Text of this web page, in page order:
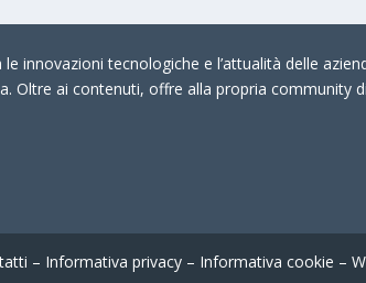
le innovazioni tecnologiche e l’attualità delle
Oltre ai contenuti, offre alla propria community
– Informativa privacy– Informativa cookie –